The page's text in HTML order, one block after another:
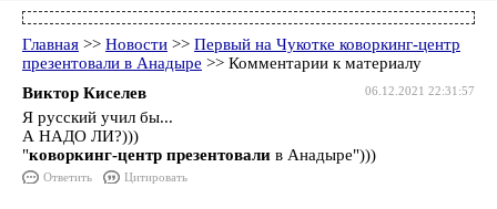
Главная >> Новости >> Первый на Чукотке коворкинг-центр
презентовали в Анадыре >> Комментарии к материалу
06.12.2021 22:31:57
Виктор Киселев
Я русский учил бы...
А НАДО ЛИ?)))
"коворкинг-центр презентовали в Анадыре")))
Ответить Цитировать